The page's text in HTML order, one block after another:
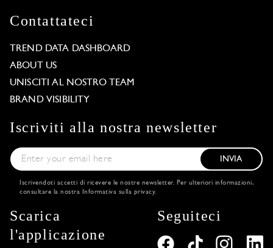
Contattateci
TREND DATA DASHBOARD
ABOUT US
UNISCITI AL NOSTRO TEAM
BRAND VISIBILITY
Iscriviti alla nostra newsletter
INVIA
Iscrivendoti accetti di ricevere le nostre newsletter. Per ulteriori informazioni,
consultare la nostra
Informativa sulla privacy.
Scarica
l'applicazione
Seguiteci